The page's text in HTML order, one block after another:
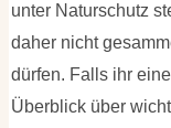
unter Naturschutz
daher nicht
dürfen. Falls ihr
Überblick über